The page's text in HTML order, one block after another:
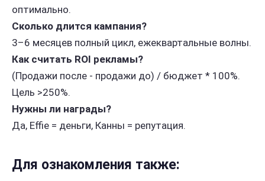
оптимально.
Сколько длится кампания?
3–6 месяцев полный цикл, ежеквартальные волны.
Как считать ROI рекламы?
(Продажи после - продажи до) / бюджет * 100%.
Цель >250%.
Нужны ли награды?
Да, Effie = деньги, Канны = репутация.
Для ознакомления также: